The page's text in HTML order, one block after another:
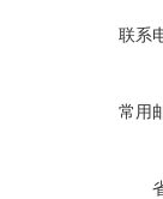
联系
常用